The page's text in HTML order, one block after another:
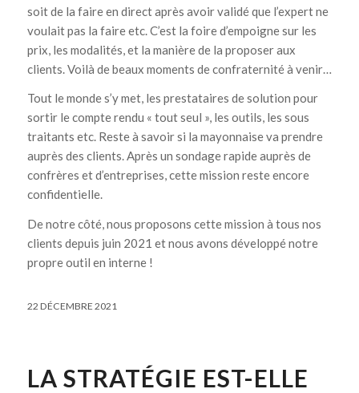
soit de la faire en direct après avoir validé que l’expert ne
voulait pas la faire etc. C’est la foire d’empoigne sur les
prix, les modalités, et la manière de la proposer aux
clients. Voilà de beaux moments de confraternité à venir…
Tout le monde s’y met, les prestataires de solution pour
sortir le compte rendu « tout seul », les outils, les sous
traitants etc. Reste à savoir si la mayonnaise va prendre
auprès des clients. Après un sondage rapide auprès de
confrères et d’entreprises, cette mission reste encore
confidentielle.
De notre côté, nous proposons cette mission à tous nos
clients depuis juin 2021 et nous avons développé notre
propre outil en interne !
22 DÉCEMBRE 2021
LA STRATÉGIE EST-ELLE